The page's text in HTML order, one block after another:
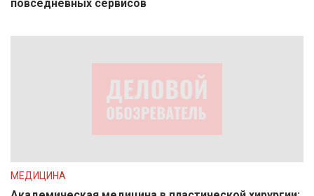
повседневных сервисов
МЕДИЦИНА